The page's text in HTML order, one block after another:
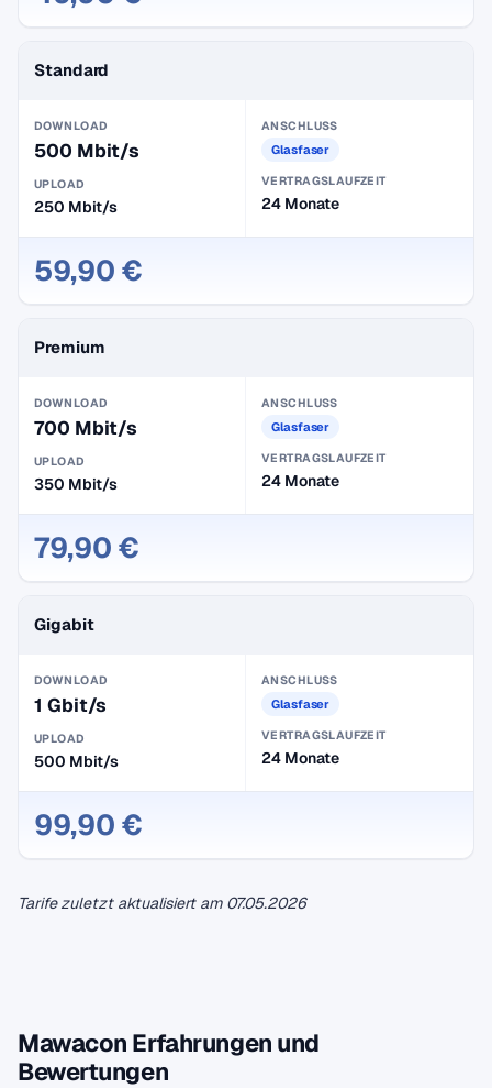
Standard
DOWNLOAD
500 Mbit/s
UPLOAD
250 Mbit/s
ANSCHLUSS
Glasfaser
VERTRAGSLAUFZEIT
24 Monate
59,90 €
Premium
DOWNLOAD
700 Mbit/s
UPLOAD
350 Mbit/s
ANSCHLUSS
Glasfaser
VERTRAGSLAUFZEIT
24 Monate
79,90 €
Gigabit
DOWNLOAD
1 Gbit/s
UPLOAD
500 Mbit/s
ANSCHLUSS
Glasfaser
VERTRAGSLAUFZEIT
24 Monate
99,90 €
Tarife zuletzt aktualisiert am 07.05.2026
Mawacon Erfahrungen und
Bewertungen